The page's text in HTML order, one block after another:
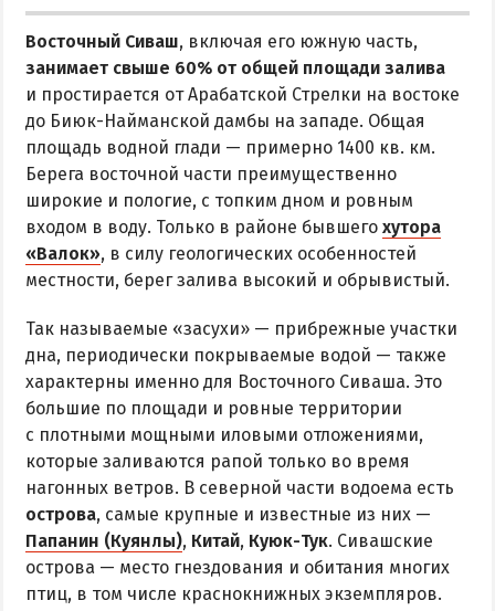
Восточный Сиваш, включая его южную часть,
занимает свыше 60% от общей площади залива
и простирается от Арабатской Стрелки на востоке
до Биюк-Найманской дамбы на западе. Общая
площадь водной глади — примерно 1400 кв. км.
Берега восточной части преимущественно
широкие и пологие, с топким дном и ровным
входом в воду. Только в районе бывшего хутора
«Валок», в силу геологических особенностей
местности, берег залива высокий и обрывистый.
Так называемые «засухи» — прибрежные участки
дна, периодически покрываемые водой — также
характерны именно для Восточного Сиваша. Это
большие по площади и ровные территории
с плотными мощными иловыми отложениями,
которые заливаются рапой только во время
нагонных ветров. В северной части водоема есть
острова, самые крупные и известные из них —
Папанин (Куянлы), Китай, Куюк-Тук. Сивашские
острова — место гнездования и обитания многих
птиц, в том числе краснокнижных экземпляров.